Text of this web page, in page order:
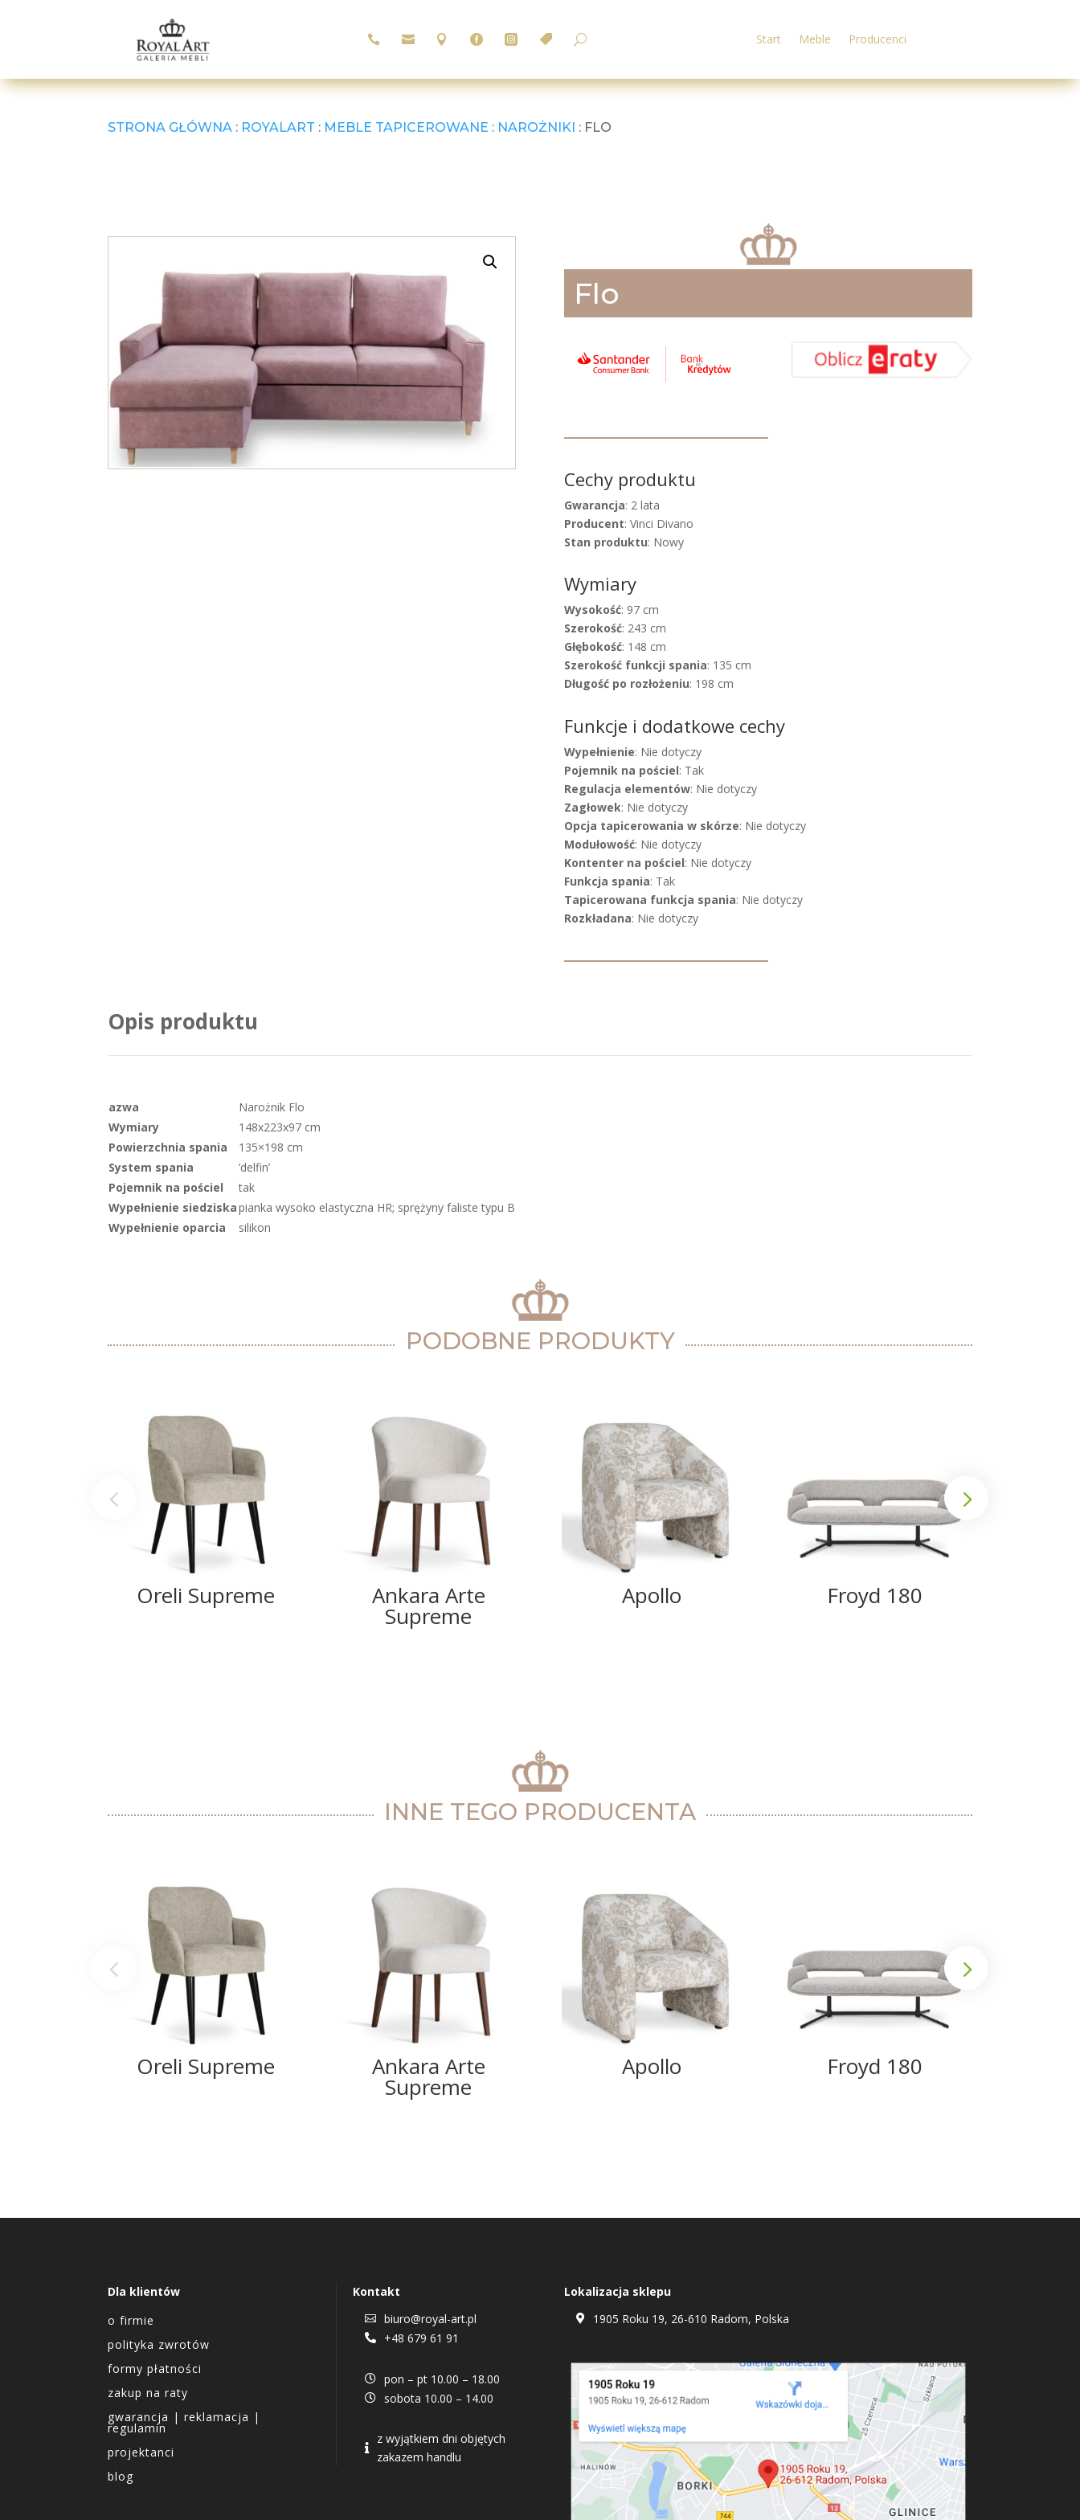
      U Start Meble Producenci
STRONA GŁÓWNA : ROYALART : MEBLE TAPICEROWANE : NAROŻNIKI : FLO
Flo
Cechy produktu
Gwarancja: 2 lata
Producent: Vinci Divano
Stan produktu: Nowy
Wymiary
Wysokość: 97 cm
Szerokość: 243 cm
Głębokość: 148 cm
Szerokość funkcji spania: 135 cm
Długość po rozłożeniu: 198 cm
Funkcje i dodatkowe cechy
Wypełnienie: Nie dotyczy
Pojemnik na pościel: Tak
Regulacja elementów: Nie dotyczy
Zagłowek: Nie dotyczy
Opcja tapicerowania w skórze: Nie dotyczy
Modułowość: Nie dotyczy
Kontenter na pościel: Nie dotyczy
Funkcja spania: Tak
Tapicerowana funkcja spania: Nie dotyczy
Rozkładana: Nie dotyczy
Opis produktu
azwa
Narożnik Flo
Wymiary
148x223x97 cm
Powierzchnia spania
135×198 cm
System spania
’delfin’
Pojemnik na pościel
tak
Wypełnienie siedziskapianka wysoko elastyczna HR; sprężyny faliste typu B
Wypełnienie oparcia
silikon
PODOBNE PRODUKTY
Oreli Supreme Ankara Arte
Supreme
Apollo Froyd 180
INNE TEGO PRODUCENTA
Oreli Supreme Ankara Arte
Supreme
Apollo Froyd 180
Dla klientów
o firmie
polityka zwrotów
formy płatności
zakup na raty
gwarancja | reklamacja |
regulamin
projektanci
blog
Kontakt
 biuro@royal-art.pl
 +48 679 61 91
 pon – pt 10.00 – 18.00
 sobota 10.00 – 14.00

z wyjątkiem dni objętych
zakazem handlu
Lokalizacja sklepu
 1905 Roku 19, 26-610 Radom, Polska